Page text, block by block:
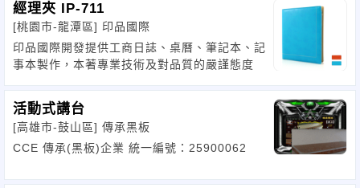
經理夾 IP-711
[桃園市-龍潭區] 印品國際
印品國際開發提供工商日誌、桌曆、筆記本、記
事本製作，本著專業技術及對品質的嚴謹態度
活動式講台
[高雄市-鼓山區] 傳承黑板
CCE 傳承(黑板)企業 統一編號：25900062